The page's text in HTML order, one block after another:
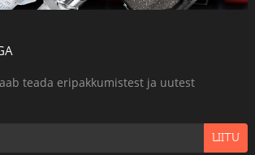
teada eripakkumistest ja uutest
LIITU